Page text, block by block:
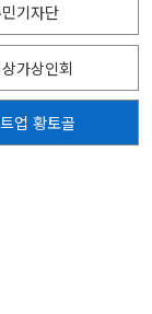
기자단
가상인회
업 황토골